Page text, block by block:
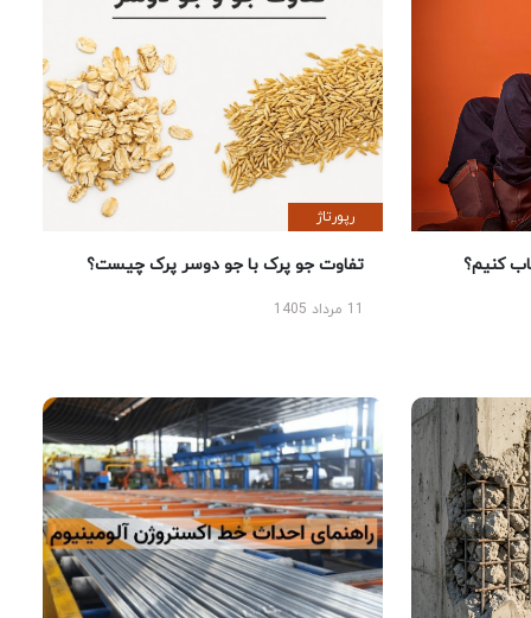
کنیم؟
رپورتاژ
تفاوت جو پرک با جو دوسر پرک چیست؟